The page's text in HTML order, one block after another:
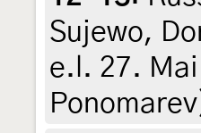
Sujewo,
e.l. 27.